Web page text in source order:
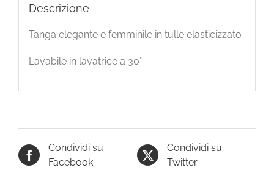
Descrizione
Tanga elegante e femminile in tulle elasticizzato
Lavabile in lavatrice a 30°
Condividi su
Facebook
Condividi su
Twitter